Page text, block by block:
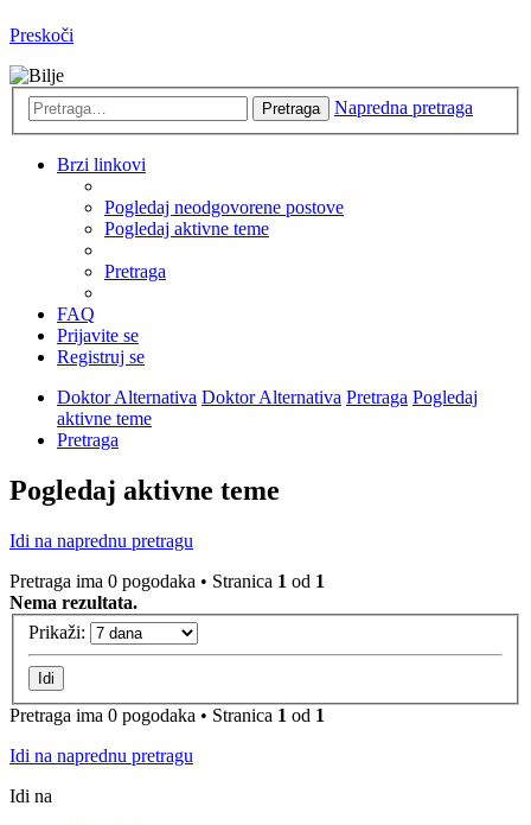
Preskoči
Pretraga Napredna pretraga
Brzi linkovi
Pogledaj neodgovorene postove
Pogledaj aktivne teme
Pretraga
FAQ
Prijavite se
Registruj se
Doktor Alternativa Doktor Alternativa Pretraga Pogledaj
aktivne teme
Pretraga
Pogledaj aktivne teme
Idi na naprednu pretragu
Pretraga ima 0 pogodaka • Stranica 1 od 1
Nema rezultata.
Prikaži:
Pretraga ima 0 pogodaka • Stranica 1 od 1
Idi na naprednu pretragu
Idi na